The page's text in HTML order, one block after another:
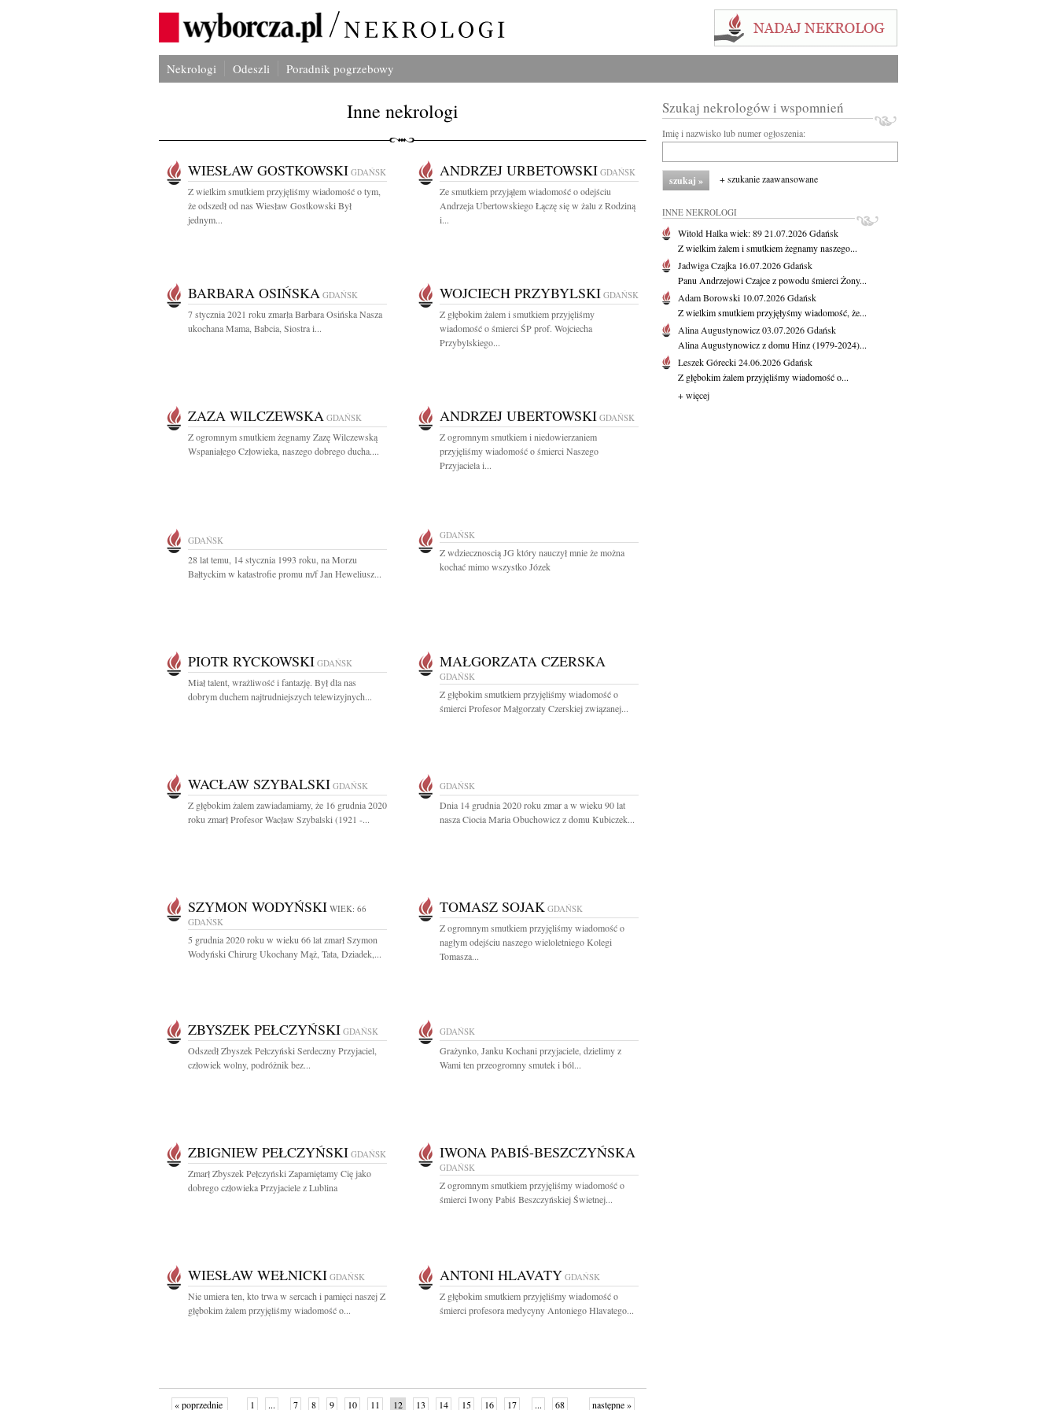
Nekrologi Odeszli Poradnik pogrzebowy
Inne nekrologi
WIESŁAW GOSTKOWSKI GDAŃSK
Z wielkim smutkiem przyjęliśmy wiadomość o tym,
że odszedł od nas Wiesław Gostkowski Był
jednym...
ANDRZEJ URBETOWSKI GDAŃSK
Ze smutkiem przyjąłem wiadomość o odejściu
Andrzeja Ubertowskiego Łączę się w żalu z Rodziną
i...
BARBARA OSIŃSKA GDAŃSK
7 stycznia 2021 roku zmarła Barbara Osińska Nasza
ukochana Mama, Babcia, Siostra i...
WOJCIECH PRZYBYLSKI GDAŃSK
Z głębokim żalem i smutkiem przyjęliśmy
wiadomość o śmierci ŚP prof. Wojciecha
Przybylskiego...
ZAZA WILCZEWSKA GDAŃSK
Z ogromnym smutkiem żegnamy Zazę Wilczewską
Wspaniałego Człowieka, naszego dobrego ducha....
ANDRZEJ UBERTOWSKI GDAŃSK
Z ogromnym smutkiem i niedowierzaniem
przyjęliśmy wiadomość o śmierci Naszego
Przyjaciela i...
GDAŃSK
28 lat temu, 14 stycznia 1993 roku, na Morzu
Bałtyckim w katastrofie promu m/f Jan Heweliusz...
GDAŃSK
Z wdziecznoscią JG który nauczył mnie że można
kochać mimo wszystko Józek
PIOTR RYCKOWSKI GDAŃSK
Miał talent, wrażliwość i fantazję. Był dla nas
dobrym duchem najtrudniejszych telewizyjnych...
MAŁGORZATA CZERSKA
GDAŃSK
Z głębokim smutkiem przyjęliśmy wiadomość o
śmierci Profesor Małgorzaty Czerskiej związanej...
WACŁAW SZYBALSKI GDAŃSK
Z głębokim żalem zawiadamiamy, że 16 grudnia 2020
roku zmarł Profesor Wacław Szybalski (1921 -...
GDAŃSK
Dnia 14 grudnia 2020 roku zmar a w wieku 90 lat
nasza Ciocia Maria Obuchowicz z domu Kubiczek...
SZYMON WODYŃSKI WIEK: 66
GDAŃSK
5 grudnia 2020 roku w wieku 66 lat zmarł Szymon
Wodyński Chirurg Ukochany Mąż, Tata, Dziadek,...
TOMASZ SOJAK GDAŃSK
Z ogromnym smutkiem przyjęliśmy wiadomość o
nagłym odejściu naszego wieloletniego Kolegi
Tomasza...
ZBYSZEK PEŁCZYŃSKI GDAŃSK
Odszedł Zbyszek Pełczyński Serdeczny Przyjaciel,
człowiek wolny, podróżnik bez...
GDAŃSK
Grażynko, Janku Kochani przyjaciele, dzielimy z
Wami ten przeogromny smutek i ból...
ZBIGNIEW PEŁCZYŃSKI GDAŃSK
Zmarł Zbyszek Pełczyński Zapamiętamy Cię jako
dobrego człowieka Przyjaciele z Lublina
IWONA PABIŚ-BESZCZYŃSKA
GDAŃSK
Z ogromnym smutkiem przyjęliśmy wiadomość o
śmierci Iwony Pabiś Beszczyńskiej Świetnej...
WIESŁAW WEŁNICKI GDAŃSK
Nie umiera ten, kto trwa w sercach i pamięci naszej Z
głębokim żalem przyjęliśmy wiadomość o...
ANTONI HLAVATY GDAŃSK
Z głębokim smutkiem przyjęliśmy wiadomość o
śmierci profesora medycyny Antoniego Hlavatego...
« poprzednie 1 ... 7 8 9 10 11 12 13 14 15 16 17 ... 68 następne »
Szukaj nekrologów i wspomnień
Imię i nazwisko lub numer ogłoszenia:
+ szukanie zaawansowane
INNE NEKROLOGI
Witold Halkawiek: 8921.07.2026Gdańsk
Z wielkim żalem i smutkiem żegnamy naszego...
Jadwiga Czajka 16.07.2026Gdańsk
Panu Andrzejowi Czajce z powodu śmierci Żony...
Adam Borowski 10.07.2026Gdańsk
Z wielkim smutkiem przyjęłyśmy wiadomość, że...
Alina Augustynowicz03.07.2026Gdańsk
Alina Augustynowicz z domu Hinz (1979-2024)...
Leszek Górecki24.06.2026Gdańsk
Z głębokim żalem przyjęliśmy wiadomość o...
+ więcej